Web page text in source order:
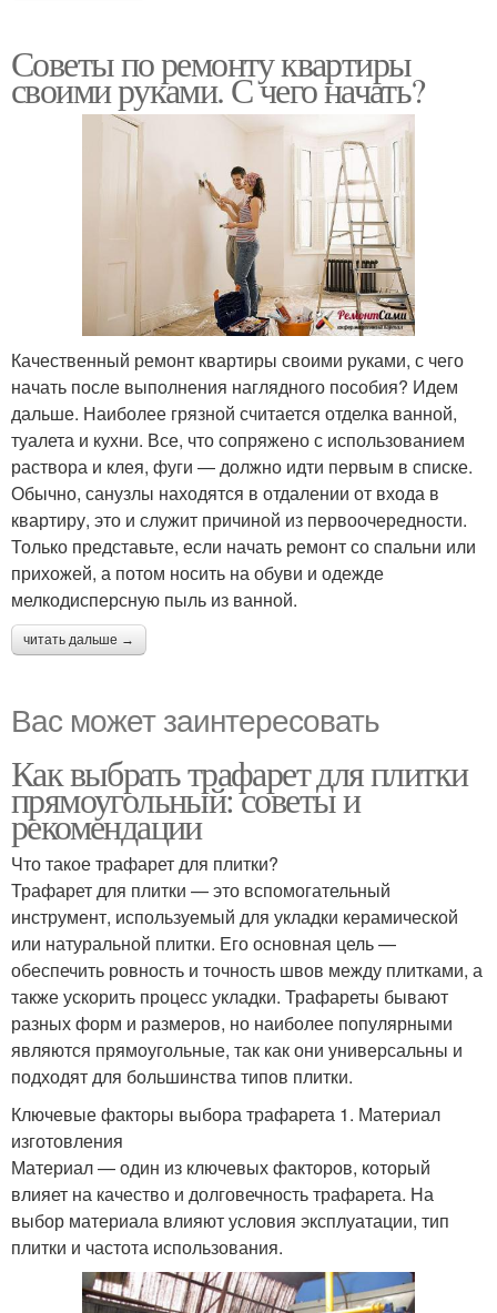
Советы по ремонту квартиры
своими руками. С чего начать?
Качественный ремонт квартиры своими руками, с чего
начать после выполнения наглядного пособия? Идем
дальше. Наиболее грязной считается отделка ванной,
туалета и кухни. Все, что сопряжено с использованием
раствора и клея, фуги — должно идти первым в списке.
Обычно, санузлы находятся в отдалении от входа в
квартиру, это и служит причиной из первоочередности.
Только представьте, если начать ремонт со спальни или
прихожей, а потом носить на обуви и одежде
мелкодисперсную пыль из ванной.
читать дальше →
Вас может заинтересовать
Как выбрать трафарет для плитки
прямоугольный: советы и
рекомендации
Что такое трафарет для плитки?
Трафарет для плитки — это вспомогательный
инструмент, используемый для укладки керамической
или натуральной плитки. Его основная цель —
обеспечить ровность и точность швов между плитками, а
также ускорить процесс укладки. Трафареты бывают
разных форм и размеров, но наиболее популярными
являются прямоугольные, так как они универсальны и
подходят для большинства типов плитки.
Ключевые факторы выбора трафарета 1. Материал
изготовления
Материал — один из ключевых факторов, который
влияет на качество и долговечность трафарета. На
выбор материала влияют условия эксплуатации, тип
плитки и частота использования.